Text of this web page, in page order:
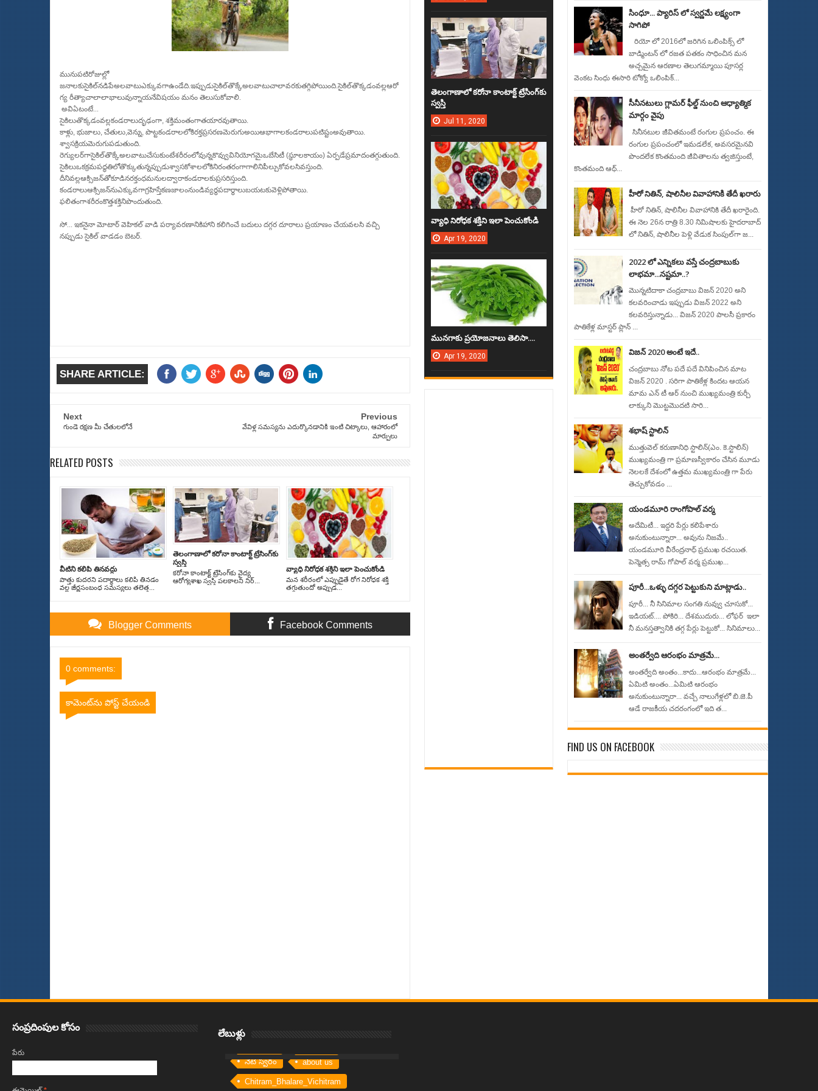
మునుపటిరోజుల్లో
జనాలకుసైకిల్నడిపేఅలవాటుఎక్కువగాఉండేది.ఇప్పుడుసైకిల్తొక్కేఅలవాటుచాలావరకుతగ్గిపోయింది.సైకిల్తొక్కడంవల్లఆరో
గ్య రీత్యాచాలాలాభాలువున్నాయనేవిషయం మనం తెలుసుకోవాలి.
అవిఏటంటే...
సైకిలుతొక్కడంవల్లకండరాలుదృఢంగా, శక్తిమంతంగాతయారవుతాయి.
కాళ్లు, భుజాలు, చేతులు,వెన్ను, పొట్టకండరాలలోకిరక్తప్రసరణమెరుగుఅయిఆభాగాలకండరాలుపటిష్టంఅవుతాయి.
శ్వాసక్రియమెరుగుపడుతుంది.
రెగ్యులర్గాసైకిల్తొక్కేఅలవాటుచేసుకుంటేశరీరంలోవున్నకొవ్వువినియోగమైఒబేసిటీ (స్థూలకాయం) ఏర్పడేప్రమాదంతగ్గుతుంది.
సైకిలుఒకక్రమపద్ధతిలోతొక్కుతున్నప్పుడుశ్వాసకోశాలలోకినిరంతరంగాగాలినిపీల్చుకోవలసివస్తుంది.
దీనివల్లఆక్సిజన్తోకూడినరక్తంధమనులద్వారాకండరాలకుప్రసరిస్తుంది.
కండరాలుఆక్సిజన్నుఎక్కువగాగ్రహిస్తేకణజాలంనుండివ్యర్థపదార్థాలుబయటకువెళ్లిపోతాయి.
ఫలితంగాశరీరంకొత్తశక్తినిపొందుతుంది.
సో... ఇకనైనా మోటార్ వెహికల్ వాడి పర్యావరణానికిహాని కలిగించే బదులు దగ్గర దూరాలు ప్రయాణం చేయవలసి వచ్చి
నప్పుడు సైకిల్ వాడడం బెటర్.
SHARE ARTICLE:
Next
గుండె రక్షణ మీ చేతులలోనే
Previous
వేవిళ్ల సమస్యను ఎదుర్కొనడానికి ఇంటి చిట్కాలు, ఆహారంలో
మార్పులు
RELATED POSTS
వీటిని క‌లిపి తిన‌వ‌ద్దు
పొత్తు కుదరని పదార్థాలు కలిపి తినడం
వల్ల జీర్ణసంబంధ సమస్యలు తలెత్త...
తెలంగాణాలో కరోనా కాంటాక్ట్‌ ట్రేసింగ్‌కు
స్వ‌స్తి
కరోనా కాంటాక్ట్‌ ట్రేసింగ్‌కు వైద్య
ఆరోగ్యశాఖ స్వస్తి పలకాలని నిర్...
వ్యాధి నిరోధ‌క శ‌క్తిని ఇలా పెంచుకోండి
మ‌న శ‌రీరంలో ఎప్పుడైతే రోగ నిరోధ‌క శ‌క్తి
త‌గ్గుతుందో అప్పుడ...
Blogger Comments Facebook Comments
0 comments:
కామెంట్‌ను పోస్ట్ చేయండి
సింధూ... ప్యారిస్ లో స్వర్ణమే లక్ష్యంగా
సాగిపో
రియో లో 2016లో జరిగిన ఒలింపిక్స్ లో
బాడ్మింటన్ లో రజత పతకం సాధించిన మన
అచ్చమైన ఆరణాల తెలుగమ్మాయి పూసర్ల
వెంకట సింధు ఈసారి టోక్యో ఒలింపిక్...
సీనీన‌టులు గ్లామ‌ర్ ఫీల్డ్ నుంచి ఆధ్యాత్మిక
మార్గం వైపు
సినీన‌టుల జీవిత‌మంటే రంగుల ప్ర‌పంచం. ఈ
రంగుల ప్ర‌పంచంలో ఇమ‌డ‌లేక, అవ‌స‌ర‌మైన‌వి
పొంద‌లేక కొంత‌మంది జీవితాల‌ను త్వ‌జిస్తుంటే,
కొంత‌మంది ఆధ్...
హీరో నితిన్​, షాలినీల వివాహానికి తేదీ ఖరారు
హీరో నితిన్​, షాలినీల వివాహానికి తేదీ ఖరారైంది.
ఈ నెల 26న రాత్రి 8.30 నిమిషాలకు హైదరాబాద్​
లో నితిన్​, షాలినీల పెళ్లి వేడుక సింపుల్​గా జ...
2022 లో ఎన్నికలు వస్తే చంద్రబాబుకు
లాభమా...నష్టమా..?
మొన్నటిదాకా చంద్రబాబు విజన్ 2020 అని
కలవరించాడు ఇప్పుడు విజన్ 2022 అని
కలవరిస్తున్నాడు... విజన్ 2020 పాలసీ ప్రకారం
పాతికేళ్ల మాస్టర్ ప్లాన్ ...
విజన్ 2020 అంటే ఇదే..
చంద్రబాబు నోట పదే పదే వినిపించిన మాట
విజన్ 2020 . సరిగా పాతికేళ్ల కిందట ఆయన
మామ ఎన్ టీ ఆర్ నుంచి ముఖ్యమంత్రి కుర్చీ
లాక్కుని మొట్టమొదటి సారి...
శభాష్ స్టాలిన్
ముత్తువెల్ కరుణానిధి స్టాలిన్(ఎం. కె.స్టాలిన్)
ముఖ్యమంత్రి గా ప్రమాణస్వీకారం చేసిన మూడు
నెలలకే దేశంలో ఉత్తమ ముఖ్యమంత్రి గా పేరు
తెచ్చుకోవడం ...
యండమూరి రాంగోపాల్ వర్మ
అదేమిటీ... ఇద్దరి పేర్లు కలిపేశారు
అనుకుంటున్నారా... అవును నిజమే..
యండమూరి వీరేంద్రనాధ్ ప్రముఖ రచయిత.
పెన్మెత్స రామ్ గోపాల్ వర్మ ప్రముఖ...
పూరీ...ఒళ్ళు దగ్గర పెట్టుకుని మాట్లాడు..
పూరీ... నీ సినిమాల సంగతి నువ్వు చూసుకో...
ఇడియట్.... పోకిరి... దేశముదురు... లోఫర్ ఇలా
నీ మనస్తత్వానికి తగ్గ పేర్లు పెట్టుకో... సినిమాలు...
అంతర్వేది ఆరంభం మాత్రమే...
అంతర్వేది అంతం...కాదు...ఆరంభం మాత్రమే...
ఏమిటి అంతం...ఏమిటి ఆరంభం
అనుకుంటున్నారా... వచ్చే నాలుగేళ్లలో బి.జె.పీ
ఆడే రాజకీయ చదరంగంలో ఇది త...
FIND US ON FACEBOOK
తెలంగాణాలో కరోనా కాంటాక్ట్‌ ట్రేసింగ్‌కు
స్వ‌స్తి
Jul 11, 2020
వ్యాధి నిరోధ‌క శ‌క్తిని ఇలా పెంచుకోండి
Apr 19, 2020
మున‌గాకు ప్ర‌యోజ‌నాలు తెలిసా....
Apr 19, 2020
సంప్రదింపుల కోసం
పేరు
లేబుళ్లు
నేటి స్వరం about us
Chitram_Bhalare_Vichitram